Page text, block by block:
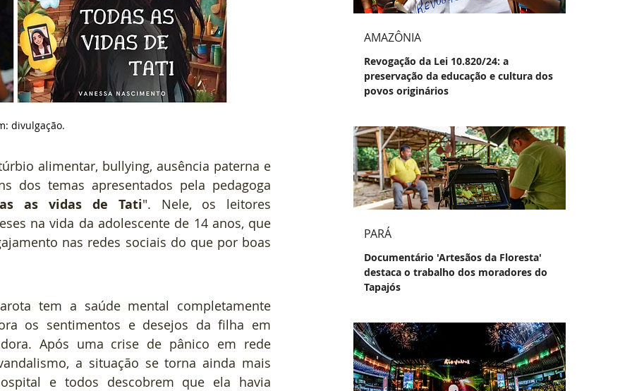
divulgação.
alimentar, bullying, ausência paterna e
as vidas de Tati". Nele, os leitores
na vida da adolescente de 14 anos, que
nas redes sociais do que por boas
tem a saúde mental completamente
os sentimentos e desejos da filha em
Após uma crise de pânico em rede
a situação se torna ainda mais
e todos descobrem que ela havia
AMAZÔNIA
Revogação da Lei 10.820/24: a
preservação da educação e cultura dos
povos originários
PARÁ
Documentário 'Artesãos da Floresta'
destaca o trabalho dos moradores do
Tapajós